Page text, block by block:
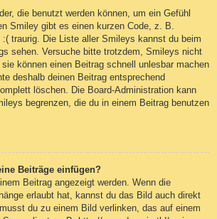
die benutzt werden können, um ein Gefühl
Smiley gibt es einen kurzen Code, z. B.
:( traurig. Die Liste aller Smileys kannst du beim
sehen. Versuche bitte trotzdem, Smileys nicht
können einen Beitrag schnell unlesbar machen
deshalb deinen Beitrag entsprechend
löschen. Die Board-Administration kann
begrenzen, die du in einem Beitrag benutzen
Beiträge einfügen?
Beitrag angezeigt werden. Wenn die
erlaubt hat, kannst du das Bild auch direkt
du zu einem Bild verlinken, das auf einem